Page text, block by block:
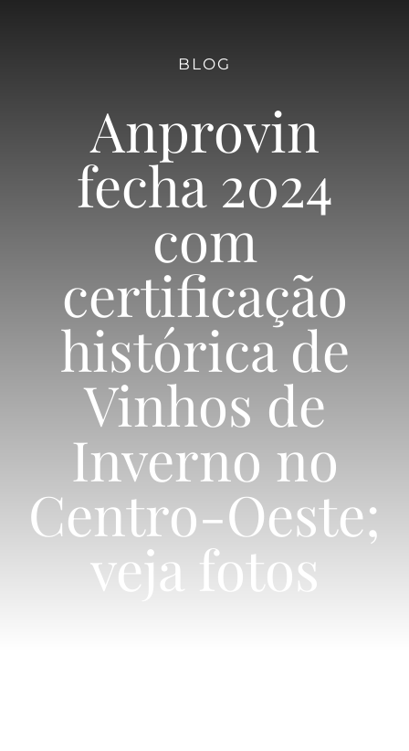
Marca Coletiva
Vinícolas
Dupla Poda
Notícias & Eventos
Contato
Simulador
BLOG
Anprovin
fecha 2024
com
certificação
histórica de
Vinhos de
Inverno no
Centro-Oeste;
veja fotos